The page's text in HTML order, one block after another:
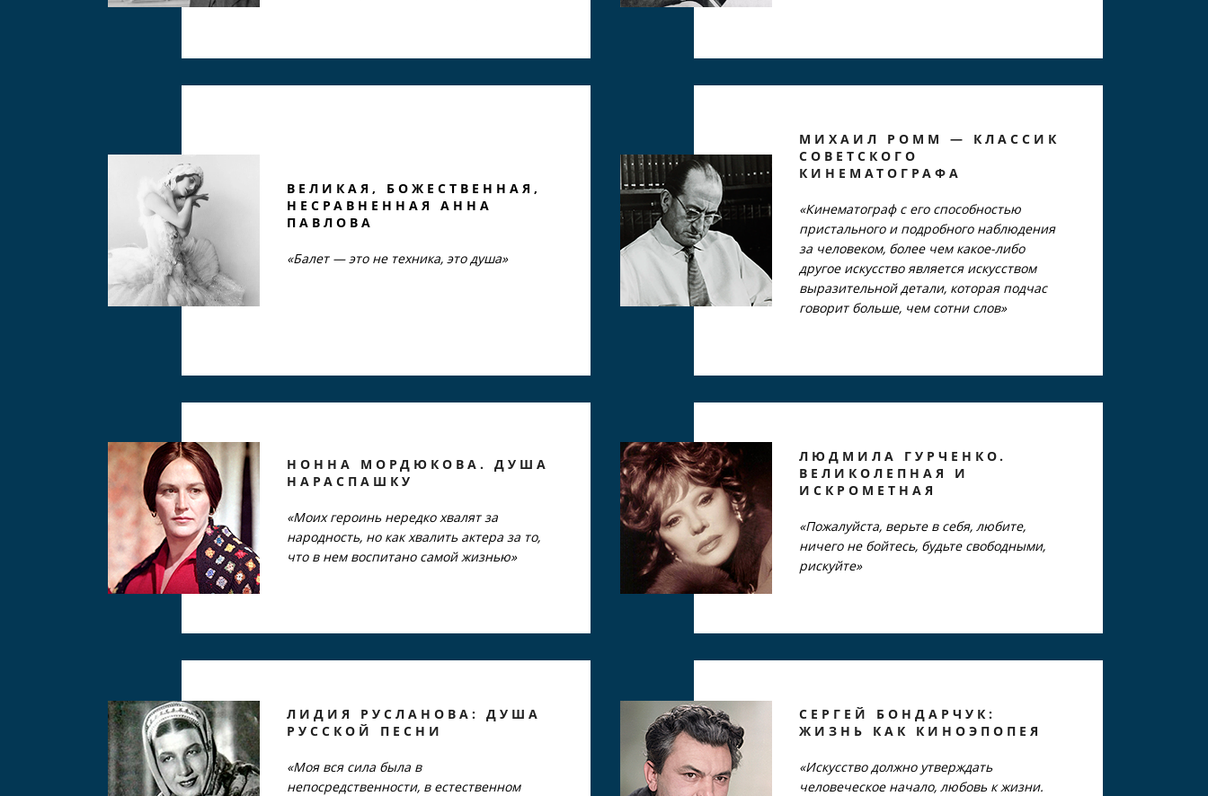
ВЕЛИКАЯ, БОЖЕСТВЕННАЯ,
НЕСРАВНЕННАЯ АННА
ПАВЛОВА
«Балет — это не техника, это душа»
МИХАИЛ РОММ — КЛАССИК
СОВЕТСКОГО
КИНЕМАТО ГРАФА
«Кинематограф с его способностью
пристального и подробного наблюдения
за человеком, более чем какое-либо
другое искусство является искусством
выразительной детали, которая подчас
говорит больше, чем сотни слов»
НОННА МОРДЮКОВА. ДУША
НАРАСПАШКУ
«Моих героинь нередко хвалят за
народность, но как хвалить актера за то,
что в нем воспитано самой жизнью»
ЛЮДМИЛА ГУРЧЕНКО.
ВЕЛИКОЛЕПНАЯ И
ИСКРОМЕТНАЯ
«Пожалуйста, верьте в себя, любите,
ничего не бойтесь, будьте свободными,
рискуйте»
ЛИДИЯ РУСЛАНОВА: ДУША
РУССКОЙ ПЕСНИ
«Моя вся сила была в
непосредственности, в естественном
СЕРГЕЙ БОНДАРЧУК:
ЖИЗНЬ КАК КИНОЭПОПЕЯ
«Искусство должно утверждать
человеческое начало, любовь к жизни.